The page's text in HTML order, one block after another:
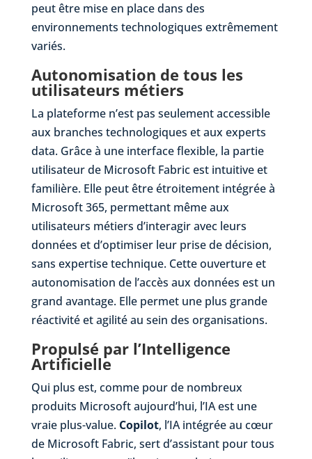
peut être mise en place dans des
environnements technologiques extrêmement
variés.
Autonomisation de tous les
utilisateurs métiers
La plateforme n’est pas seulement accessible
aux branches technologiques et aux experts
data. Grâce à une interface flexible, la partie
utilisateur de Microsoft Fabric est intuitive et
familière. Elle peut être étroitement intégrée à
Microsoft 365, permettant même aux
utilisateurs métiers d’interagir avec leurs
données et d’optimiser leur prise de décision,
sans expertise technique. Cette ouverture et
autonomisation de l’accès aux données est un
grand avantage. Elle permet une plus grande
réactivité et agilité au sein des organisations.
Propulsé par l’Intelligence
Artificielle
Qui plus est, comme pour de nombreux
produits Microsoft aujourd’hui, l’IA est une
vraie plus-value. Copilot, l’IA intégrée au cœur
de Microsoft Fabric, sert d’assistant pour tous